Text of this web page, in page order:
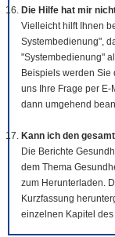
Die Hilfe hat mir
Vielleicht hilft Ihnen
Systembedienung",
"Systembedienung"
Beispiels werden Sie
uns Ihre Frage per E-
dann umgehend
Kann ich den
Die Berichte
dem Thema
zum Herunterladen.
Kurzfassung
einzelnen Kapitel